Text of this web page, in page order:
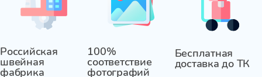
Российская
швейная
фабрика
100%
соответствие
фотографий
Бесплатная
доставка до ТК